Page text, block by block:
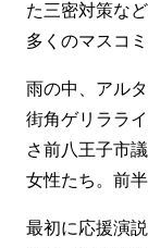
た三密対策な
多くのマスコ
雨の中、アル
街角ゲリララ
さ前八王子市
女性たち。前
最初に応援演